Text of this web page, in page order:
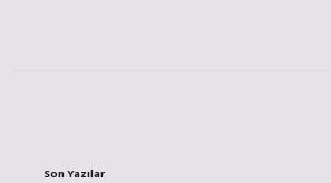
Son Yazılar